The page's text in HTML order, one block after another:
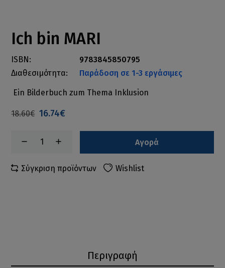
Ich bin MARI
ISBN:
9783845850795
Διαθεσιμότητα:
Παράδοση σε 1-3 εργάσιμες
Ein Bilderbuch zum Thema Inklusion
18.60€ 16.74€
Αγορά
Σύγκριση προϊόντων Wishlist
Περιγραφή